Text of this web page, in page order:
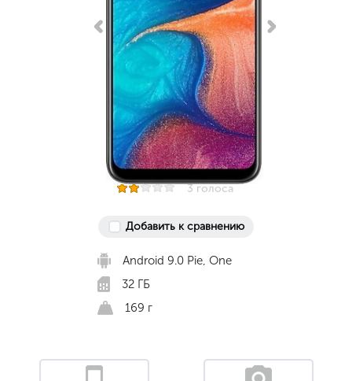
3 голоса
Добавить к сравнению
Android 9.0 Pie, One
32 ГБ
169 г